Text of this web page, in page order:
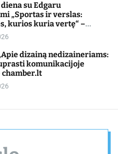
su Edgaru
„Sportas ir verslas:
kurios kuria vertę“ –
dizainą nedizaineriams:
komunikacijoje
chamber.lt